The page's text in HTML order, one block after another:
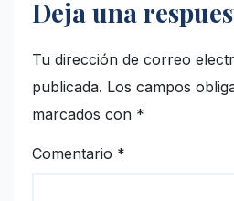
Deja una
Tu dirección de correo
publicada. Los campos
marcados con *
Comentario *